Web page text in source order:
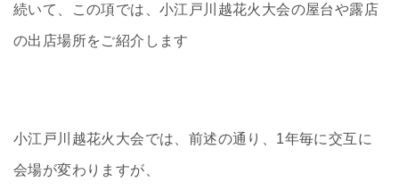
続いて、この項では、小江戸川越花火大会の屋台や露店
の出店場所をご紹介します
小江戸川越花火大会では、前述の通り、1年毎に交互に
会場が変わりますが、